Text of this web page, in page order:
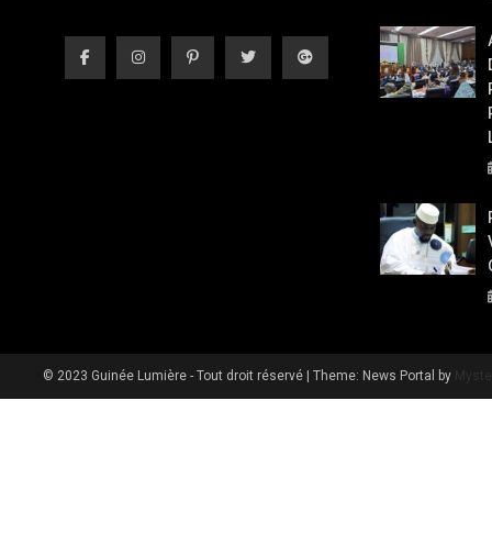
© 2023 Guinée Lumière - Tout droit réservé |Theme: News Portal by